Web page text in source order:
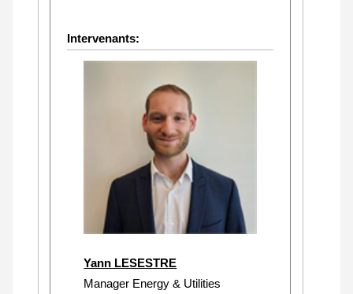
Intervenants:
Yann LESESTRE
Manager Energy & Utilities